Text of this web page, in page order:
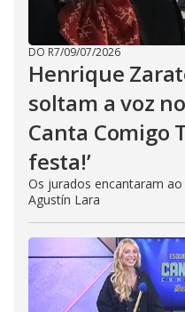
DO R7/09/07/2026
Henrique
soltam a voz
Canta Comigo
festa!’
Os jurados encantaram ao
Agustín Lara